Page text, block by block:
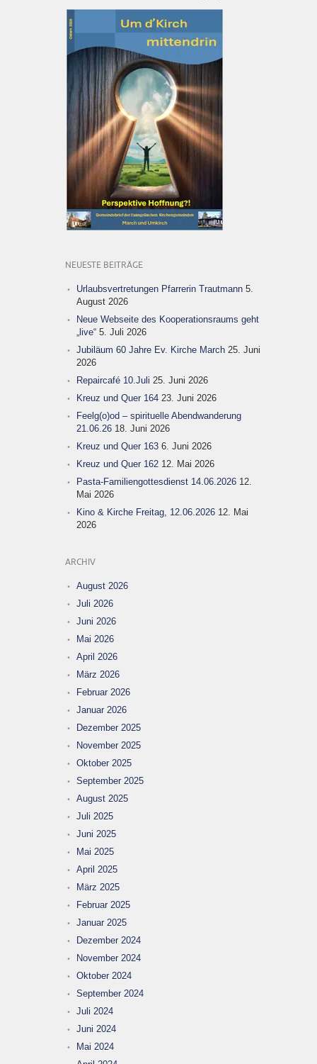
NEUESTE BEITRÄGE
Urlaubsvertretungen Pfarrerin Trautmann 5.
August 2026
Neue Webseite des Kooperationsraums geht
„live“ 5. Juli 2026
Jubiläum 60 Jahre Ev. Kirche March 25. Juni
2026
Repaircafé 10.Juli 25. Juni 2026
Kreuz und Quer 164 23. Juni 2026
Feelg(o)od – spirituelle Abendwanderung
21.06.26 18. Juni 2026
Kreuz und Quer 163 6. Juni 2026
Kreuz und Quer 162 12. Mai 2026
Pasta-Familiengottesdienst 14.06.2026 12.
Mai 2026
Kino & Kirche Freitag, 12.06.2026 12. Mai
2026
ARCHIV
August 2026
Juli 2026
Juni 2026
Mai 2026
April 2026
März 2026
Februar 2026
Januar 2026
Dezember 2025
November 2025
Oktober 2025
September 2025
August 2025
Juli 2025
Juni 2025
Mai 2025
April 2025
März 2025
Februar 2025
Januar 2025
Dezember 2024
November 2024
Oktober 2024
September 2024
Juli 2024
Juni 2024
Mai 2024